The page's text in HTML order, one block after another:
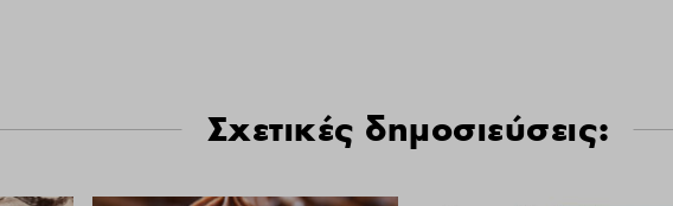
Σχετικές δημοσιεύσεις: